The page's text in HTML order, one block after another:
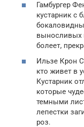
Гамбургер
кустарник с
выносливых
болеет,
Ильзе Крон
кто живет в
Кустарник
которые
темными
лепестки
роз.